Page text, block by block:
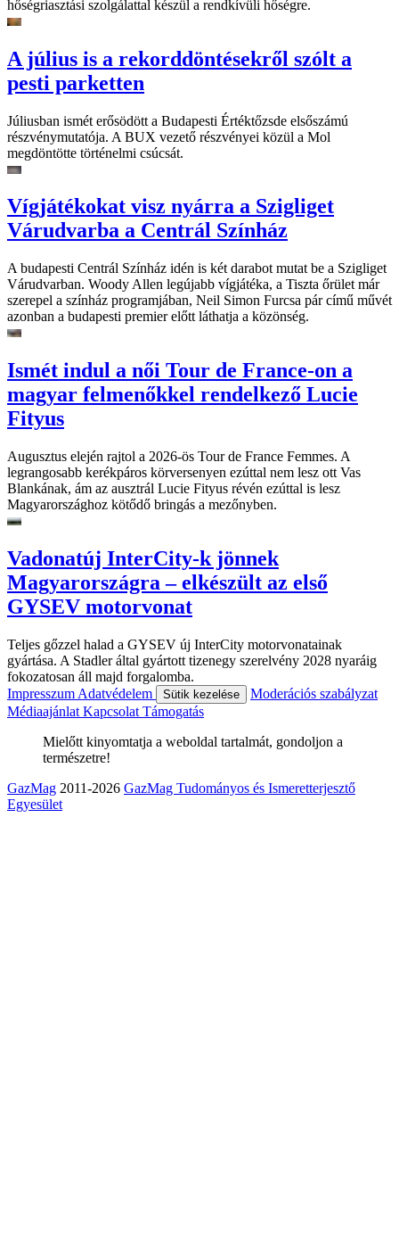
hőségriasztási szolgálattal készül a rendkívüli hőségre.
A július is a rekorddöntésekről szólt a
pesti parketten
Júliusban ismét erősödött a Budapesti Értéktőzsde elsőszámú
részvénymutatója. A BUX vezető részvényei közül a Mol
megdöntötte történelmi csúcsát.
Vígjátékokat visz nyárra a Szigliget
Várudvarba a Centrál Színház
A budapesti Centrál Színház idén is két darabot mutat be a Szigliget
Várudvarban. Woody Allen legújabb vígjátéka, a Tiszta őrület már
szerepel a színház programjában, Neil Simon Furcsa pár című művét
azonban a budapesti premier előtt láthatja a közönség.
Ismét indul a női Tour de France-on a
magyar felmenőkkel rendelkező Lucie
Fityus
Augusztus elején rajtol a 2026-ös Tour de France Femmes. A
legrangosabb kerékpáros körversenyen ezúttal nem lesz ott Vas
Blankának, ám az ausztrál Lucie Fityus révén ezúttal is lesz
Magyarországhoz kötődő bringás a mezőnyben.
Vadonatúj InterCity-k jönnek
Magyarországra – elkészült az első
GYSEV motorvonat
Teljes gőzzel halad a GYSEV új InterCity motorvonatainak
gyártása. A Stadler által gyártott tizenegy szerelvény 2028 nyaráig
fokozatosan áll majd forgalomba.
Impresszum Adatvédelem Sütik kezelése
Moderációs szabályzat
Médiaajánlat Kapcsolat Támogatás
Mielőtt kinyomtatja a weboldal tartalmát, gondoljon a
természetre!
GazMag 2011-2026 GazMag Tudományos és Ismeretterjesztő
Egyesület